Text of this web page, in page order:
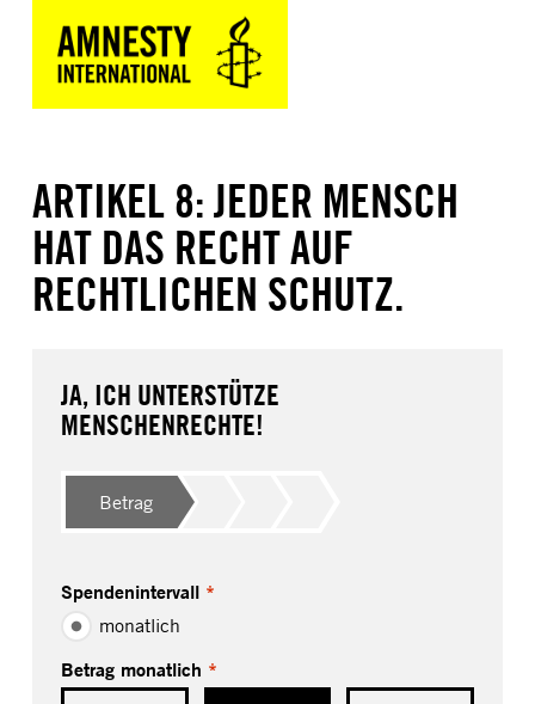
ARTIKEL 8: JEDER MENSCH
HAT DAS RECHT AUF
RECHTLICHEN SCHUTZ.
JA, ICH UNTERSTÜTZE
MENSCHENRECHTE!
Betrag
Spendenintervall *
monatlich
Betrag monatlich *